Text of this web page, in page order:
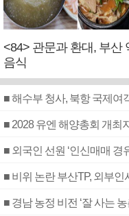
<84> 관문과 환대, 부산
음식
■ 해수부 청사, 북항 국제여
■ 2028 유엔 해양총회 개최
■ 외국인 선원 ‘인신매매
■ 비위 논란 부산TP, 외부인
■ 경남 농정 비전 ‘잘 사는